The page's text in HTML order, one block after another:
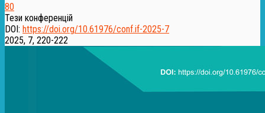
80
Тези конференцій
DOI: https://doi.org/10.61976/conf.if-2025-7
2025, 7, 220-222